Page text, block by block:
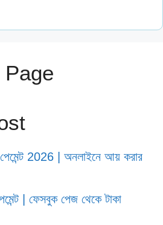
2026 | অনলাইনে আয় করার
| ফেসবুক পেজ থেকে টাকা